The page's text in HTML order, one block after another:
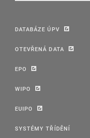
DATABÁZE ÚPV
OTEVŘENÁ DATA
EPO
WIPO
EUIPO
SYSTÉMY TŘÍDĚNÍ